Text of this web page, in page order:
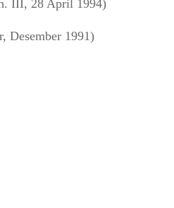
III, 28 April 1994)
Desember 1991)